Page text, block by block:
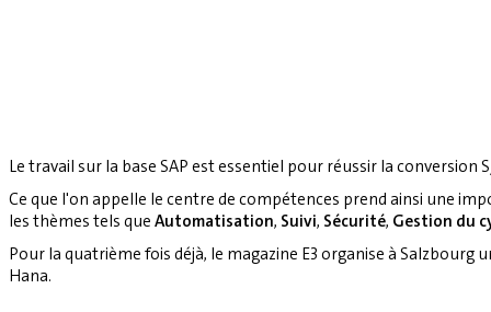
Le travail sur la base SAP est essentiel pour réussir la conversion
Ce que l'on appelle le centre de compétences prend ainsi une
les thèmes tels que Automatisation, Suivi, Sécurité, Gestion du
Pour la quatrième fois déjà, le magazine E3 organise à
Hana.